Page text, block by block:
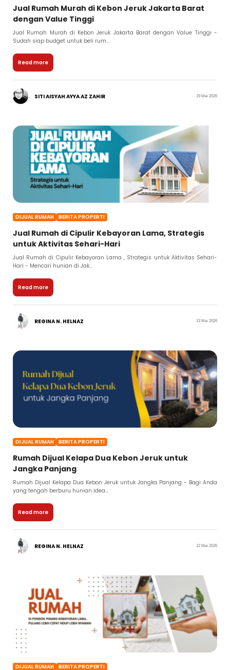
Jual Rumah Murah di Kebon Jeruk Jakarta Barat
dengan Value Tinggi
Jual Rumah Murah di Kebon Jeruk Jakarta Barat dengan Value Tinggi -
Sudah siap budget untuk beli rum...
Read more
SITI AISYAH AYYA AZ ZAHIR 19 Mei 2026
DIJUAL RUMAH BERITA PROPERTI
Jual Rumah di Cipulir Kebayoran Lama, Strategis
untuk Aktivitas Sehari-Hari
Jual Rumah di Cipulir Kebayoran Lama , Strategis untuk Aktivitas Sehari-
Hari - Mencari hunian di Jak...
Read more
REGINA N. HELNAZ 13 Mei 2026
DIJUAL RUMAH BERITA PROPERTI
Rumah Dijual Kelapa Dua Kebon Jeruk untuk
Jangka Panjang
Rumah Dijual Kelapa Dua Kebon Jeruk untuk Jangka Panjang - Bagi Anda
yang tengah berburu hunian idea...
Read more
REGINA N. HELNAZ 12 Mei 2026
DIJUAL RUMAH BERITA PROPERTI